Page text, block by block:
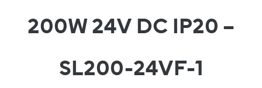
200W 24V DC IP20 –
SL200-24VF-1